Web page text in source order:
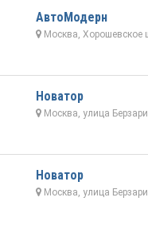
АвтоМодерн
Москва, Хорошевское
Новатор
Москва, улица
Новатор
Москва, улица